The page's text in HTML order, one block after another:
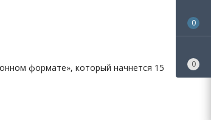
формате», который начнется 15
0
0